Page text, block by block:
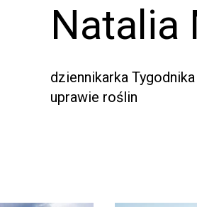
Natalia
dziennikarka
uprawie roślin